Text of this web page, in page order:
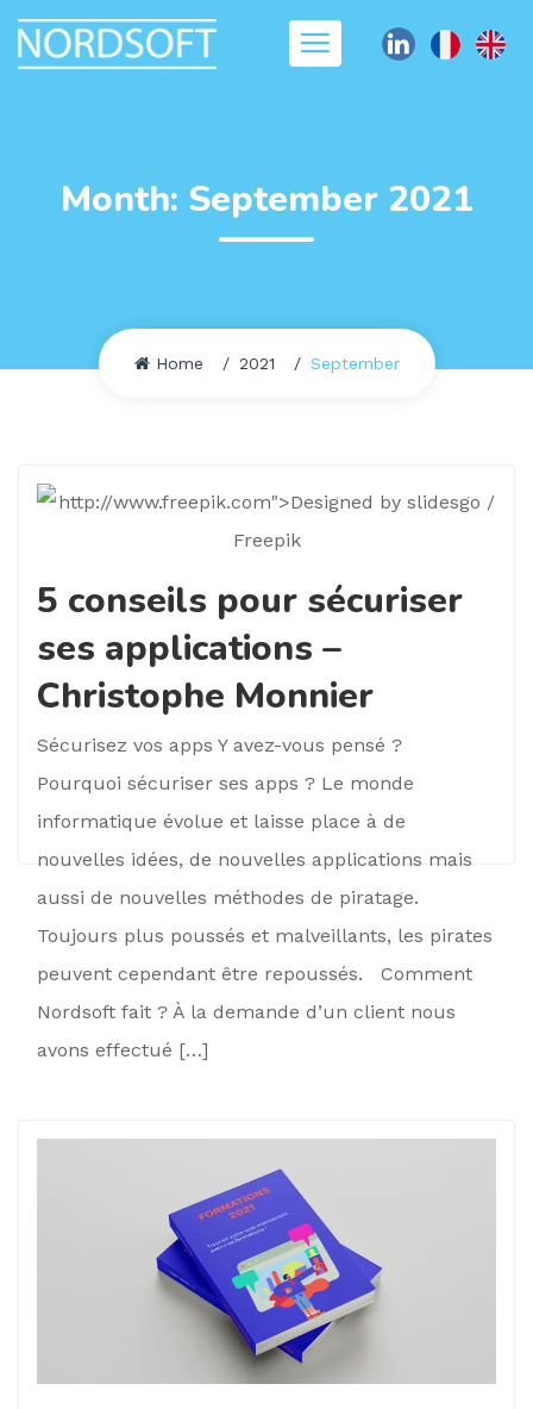
Month: September 2021
Home 2021 September
5 conseils pour sécuriser
ses applications –
Christophe Monnier
Sécurisez vos apps Y avez-vous pensé ?
Pourquoi sécuriser ses apps ? Le monde
informatique évolue et laisse place à de
nouvelles idées, de nouvelles applications mais
aussi de nouvelles méthodes de piratage.
Toujours plus poussés et malveillants, les pirates
peuvent cependant être repoussés. Comment
Nordsoft fait ? À la demande d’un client nous
avons effectué […]